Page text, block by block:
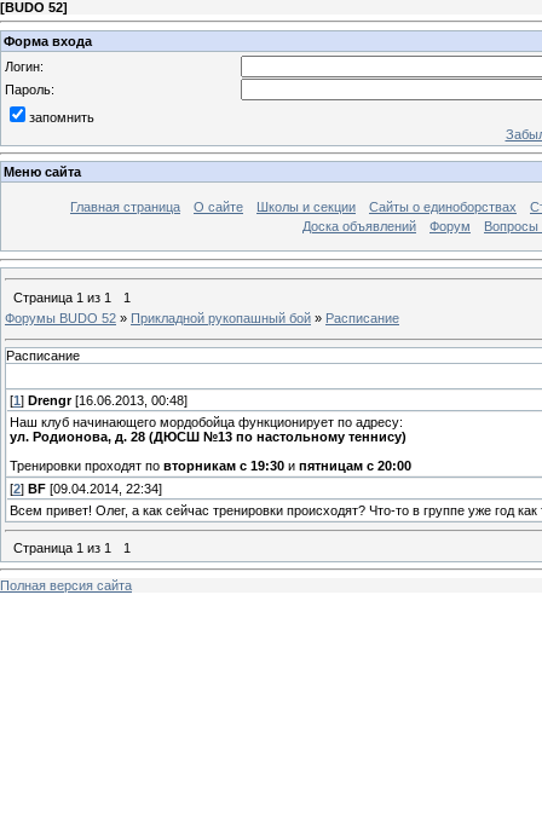
[BUDO 52]
Форма входа
Логин:
Пароль:
запомнить
Меню сайта
Главная страница О сайте Школы и секции Сайты о единоборствах
Доска объявлений
Форум Вопросы
Страница 1 из 1
1
Форумы BUDO 52 » Прикладной рукопашный бой » Расписание
Расписание
[1 ] Drengr[16.06.2013, 00:48]
Наш клуб начинающего мордобойца функционирует по адресу:
ул. Родионова, д. 28 (ДЮСШ №13 по настольному теннису)
Тренировки проходят по вторникам с 19:30 и пятницам с 20:00
[2] BF [09.04.2014, 22:34]
Всем привет! Олег, а как сейчас тренировки происходят? Что-то в группе уже год как
Страница 1 из 1 1
Полная версия сайта